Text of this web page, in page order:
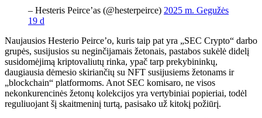
– Hesteris Peirce’as (@hesterpeirce) 2025 m. Gegužės
19 d
Naujausios Hesterio Peirce’o, kuris taip pat yra „SEC Crypto“ darbo
grupės, susijusios su neginčijamais žetonais, pastabos sukėlė didelį
susidomėjimą kriptovaliutų rinka, ypač tarp prekybininkų,
daugiausia dėmesio skiriančių su NFT susijusiems žetonams ir
„blockchain“ platformoms. Anot SEC komisaro, ne visos
nekonkurencinės žetonų kolekcijos yra vertybiniai popieriai, todėl
reguliuojant šį skaitmeninį turtą, pasisako už kitokį požiūrį.